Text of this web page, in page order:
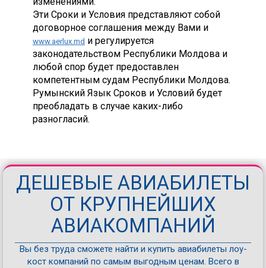
Эти Сроки и Условия представляют собой
договорное соглашения между Вами и
www.aerlux.md и регулируется
законодательством Республики Молдова и
любой спор будет предоставлен
компетентным судам Республики Молдова.
Румынский Язык Сроков и Условий будет
преобладать в случае каких-либо
разногласий.
ДЕШЕВЫЕ АВИАБИЛЕТЫ
ОТ КРУПНЕЙШИХ
АВИАКОМПАНИЙ
Вы без труда сможете найти и купить авиабилеты лоу-
кост компаний по самым выгодным ценам. Всего в